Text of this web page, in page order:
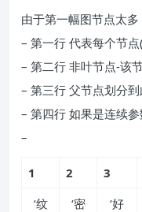
由于第一幅图节点太
– 第一行 代表每个节
– 第二行 非叶节点-该
– 第三行 父节点划分
– 第四行 如果是连续
–
1 2 3
‘纹
‘密
‘好